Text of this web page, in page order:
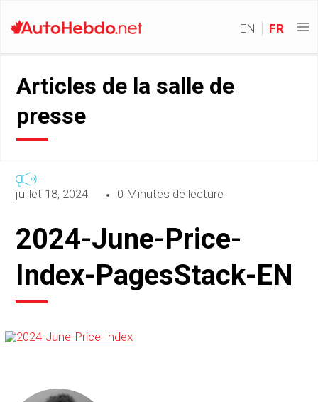
EN FR
Articles de la salle de
presse
juillet 18, 2024 0 Minutes de lecture
2024-June-Price-
Index-PagesStack-EN